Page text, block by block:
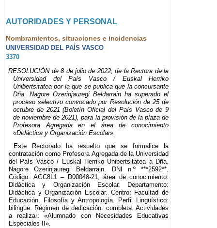
AUTORIDADES Y PERSONAL
Nombramientos, situaciones e incidencias
UNIVERSIDAD DEL PAÍS VASCO
3370
RESOLUCIÓN de 8 de julio de 2022, de la Rectora de la
Universidad del País Vasco / Euskal Herriko
Unibertsitatea por la que se publica que la concursante
Dña. Nagore Ozerinjauregi Beldarrain ha superado el
proceso selectivo convocado por Resolución de 25 de
octubre de 2021 (Boletín Oficial del País Vasco de 9
de noviembre de 2021), para la provisión de la plaza de
Profesora Agregada en el área de conocimiento
«Didáctica y Organización Escolar».
Este Rectorado ha resuelto que se formalice la
contratación como Profesora Agregada de la Universidad
del País Vasco / Euskal Herriko Unibertsitatea a Dña.
Nagore Ozerinjauregi Beldarrain, DNI n.º ***2592**,
Código: AGC8L1 – D00048-21, área de conocimiento:
Didáctica y Organización Escolar. Departamento:
Didáctica y Organización Escolar. Centro: Facultad de
Educación, Filosofía y Antropología. Perfil Lingüístico:
bilingüe. Régimen de dedicación: completa. Actividades
a realizar: «Alumnado con Necesidades Educativas
Especiales II».